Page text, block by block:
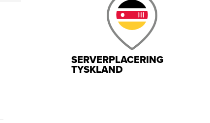
SERVERPLACERING
TYSKLAND